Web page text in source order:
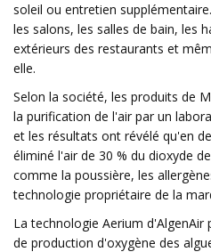
soleil ou entretien
les salons, les salles de bain, les
extérieurs des restaurants et
elle.
Selon la société, les produits de
la purification de l'air par un
et les résultats ont révélé qu'en
éliminé l'air de 30 % du dioxyde
comme la poussière, les
technologie propriétaire de la
La technologie Aerium
de production d'oxygène des